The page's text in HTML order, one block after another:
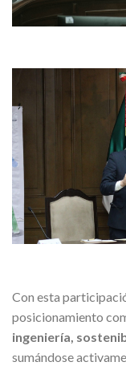
Con esta
posicionamiento
ingeniería,
sumándose